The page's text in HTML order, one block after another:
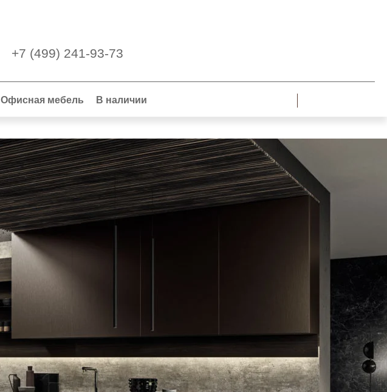
+7 (499) 241-93-73
Офисная мебель В наличии